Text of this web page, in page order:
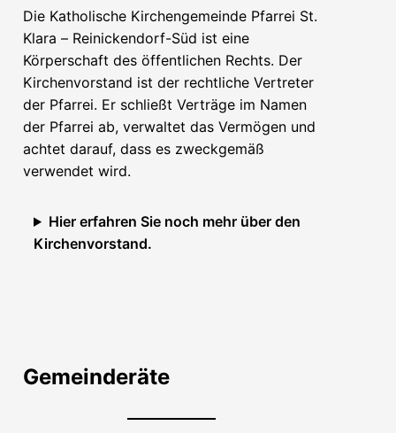
Die Katholische Kirchengemeinde Pfarrei St.
Klara – Reinickendorf-Süd ist eine
Körperschaft des öffentlichen Rechts. Der
Kirchenvorstand ist der rechtliche Vertreter
der Pfarrei. Er schließt Verträge im Namen
der Pfarrei ab, verwaltet das Vermögen und
achtet darauf, dass es zweckgemäß
verwendet wird.
Hier erfahren Sie noch mehr über den
Kirchenvorstand.
Gemeinderäte